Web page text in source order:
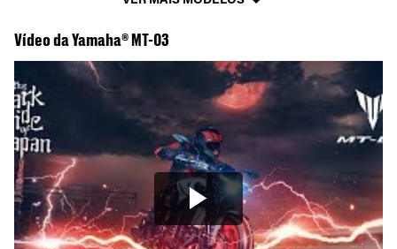
Vídeo da Yamaha® MT-03